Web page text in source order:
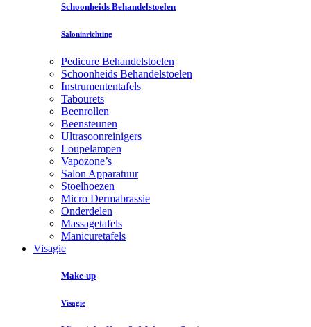
Schoonheids Behandelstoelen
Saloninrichting
Pedicure Behandelstoelen
Schoonheids Behandelstoelen
Instrumententafels
Tabourets
Beenrollen
Beensteunen
Ultrasoonreinigers
Loupelampen
Vapozone’s
Salon Apparatuur
Stoelhoezen
Micro Dermabrassie
Onderdelen
Massagetafels
Manicuretafels
Visagie
Make-up
Visagie